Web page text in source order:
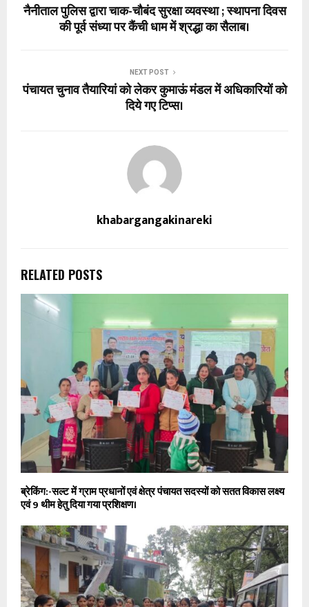
नैनीताल पुलिस द्वारा चाक-चौबंद सुरक्षा व्यवस्था ; स्थापना दिवस
की पूर्व संध्या पर कैंची धाम में श्रद्धा का सैलाब।
NEXT POST
पंचायत चुनाव तैयारियां को लेकर कुमाऊं मंडल में अधिकारियों को
दिये गए टिप्स।
khabargangakinareki
RELATED POSTS
ब्रेकिंग:-सल्ट में ग्राम प्रधानों एवं क्षेत्र पंचायत सदस्यों को सतत विकास लक्ष्य
एवं 9 थीम हेतु दिया गया प्रशिक्षण।